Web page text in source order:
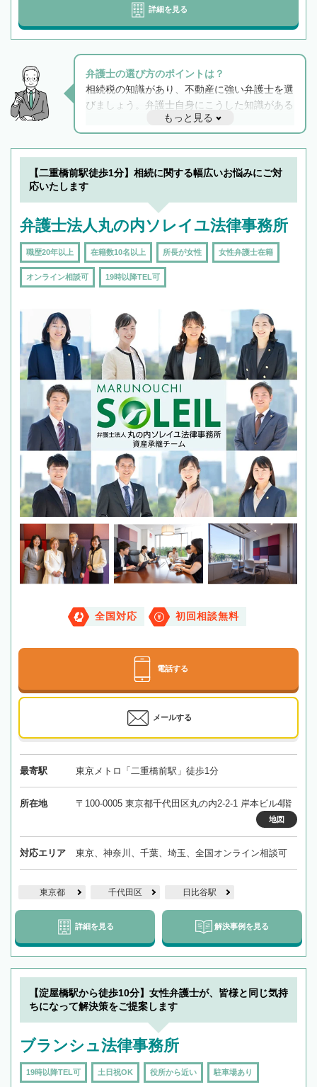
詳細を見る
弁護士の選び方のポイントは？
相続税の知識があり、不動産に強い弁護士を選
びましょう。弁護士自身にこうした知識がある
と他士業との連携もスムーズに進み、トラブル
解決のみならず相続をトータルで任せることが
できます。また、相続は感情がからむ分野なの
でフィーリングも重要です。実際に電話や面談
で複数の弁護士と会話をしてウマが合う方に依
もっと見る
【二重橋前駅徒歩1分】相続に関する幅広いお悩みにご対
応いたします
弁護士法人丸の内ソレイユ法律事務所
職歴20年以上 在籍数10名以上 所長が女性 女性弁護士在籍
オンライン相談可 19時以降TEL可
全国対応 初回相談無料
電話する
メールする
最寄駅 東京メトロ「二重橋前駅」徒歩1分
所在地 〒100-0005 東京都千代田区丸の内2-2-1 岸本ビル4階
地図
対応エリア 東京、神奈川、千葉、埼玉、全国オンライン相談可
東京都 千代田区 日比谷駅
詳細を見る 解決事例を見る
【淀屋橋駅から徒歩10分】女性弁護士が、皆様と同じ気持
ちになって解決策をご提案します
ブランシュ法律事務所
19時以降TEL可 土日祝OK 役所から近い 駐車場あり